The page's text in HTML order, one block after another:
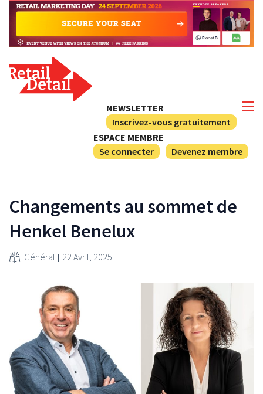
NEWSLETTER
Inscrivez-vous gratuitement
ESPACE MEMBRE
Se connecter
Devenez membre
Changements au sommet de
Henkel Benelux
Général 22 Avril, 2025